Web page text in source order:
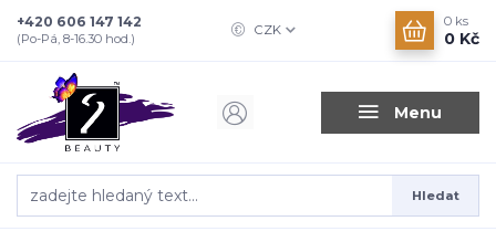
Menu
CZK
Hledat
+420 606 147 142
(Po-Pá, 8-16.30 hod.)
0 ks
0 Kč